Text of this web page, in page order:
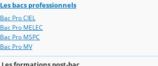
Les bacs professionnels
Bac Pro CIEL
Bac Pro MELEC
Bac Pro MSPC
Bac Pro MV